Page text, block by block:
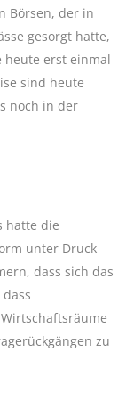
Börsen, der in
gesorgt hatte,
heute erst einmal
sind heute
noch in der
hatte die
unter Druck
dass sich das
zu